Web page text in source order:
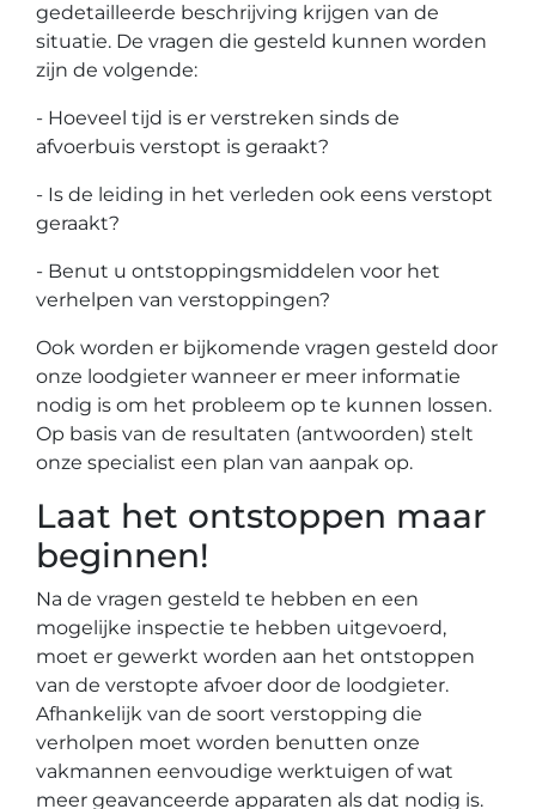
gedetailleerde beschrijving krijgen van de
situatie. De vragen die gesteld kunnen worden
zijn de volgende:
- Hoeveel tijd is er verstreken sinds de
afvoerbuis verstopt is geraakt?
- Is de leiding in het verleden ook eens verstopt
geraakt?
- Benut u ontstoppingsmiddelen voor het
verhelpen van verstoppingen?
Ook worden er bijkomende vragen gesteld door
onze loodgieter wanneer er meer informatie
nodig is om het probleem op te kunnen lossen.
Op basis van de resultaten (antwoorden) stelt
onze specialist een plan van aanpak op.
Laat het ontstoppen maar
beginnen!
Na de vragen gesteld te hebben en een
mogelijke inspectie te hebben uitgevoerd,
moet er gewerkt worden aan het ontstoppen
van de verstopte afvoer door de loodgieter.
Afhankelijk van de soort verstopping die
verholpen moet worden benutten onze
vakmannen eenvoudige werktuigen of wat
meer geavanceerde apparaten als dat nodig is.